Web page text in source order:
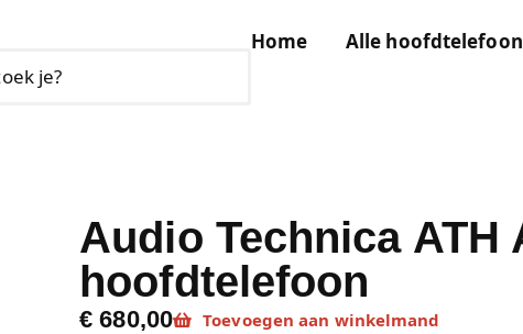
Home Alle
Audio Technica ATH
hoofdtelefoon
€ 680,00 Toevoegen aan winkelmand